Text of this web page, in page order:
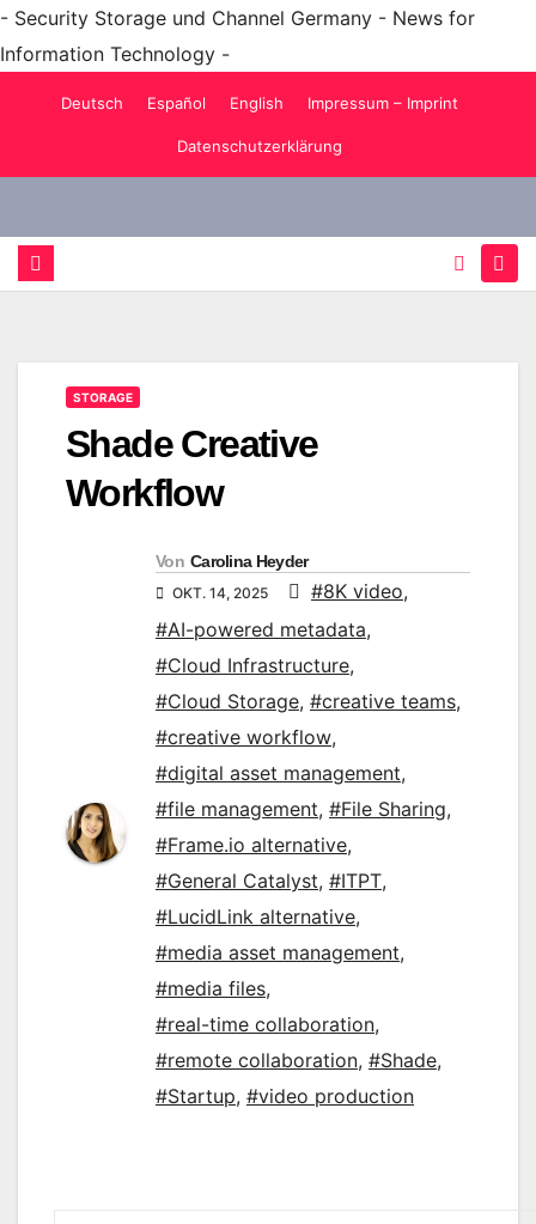
- Security Storage und Channel Germany - News for
Information Technology -
Deutsch Español English Impressum – Imprint
Datenschutzerklärung
STORAGE
Shade Creative
Workflow
Von Carolina Heyder
OKT. 14, 2025 #8K video,
#AI-powered metadata,
#Cloud Infrastructure,
#Cloud Storage, #creative teams,
#creative workflow,
#digital asset management,
#file management, #File Sharing,
#Frame.io alternative,
#General Catalyst, #ITPT,
#LucidLink alternative,
#media asset management,
#media files,
#real-time collaboration,
#remote collaboration, #Shade,
#Startup, #video production